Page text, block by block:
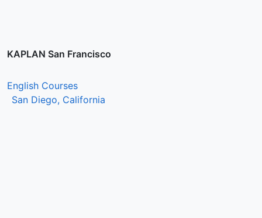
KAPLAN San Francisco
English Courses
San Diego, California